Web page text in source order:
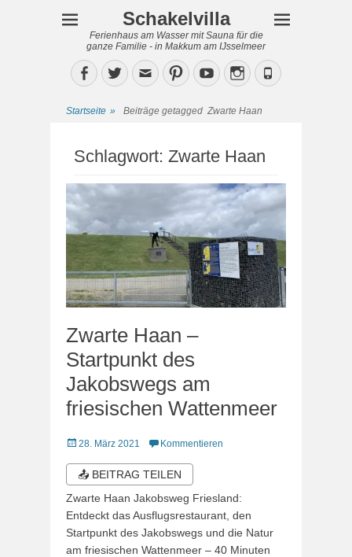
Schakelvilla
Ferienhaus am Wasser mit Sauna für die
ganze Familie - in Makkum am IJsselmeer
Facebook
TwitterEmailPinterestYouTubeInstagram
Phone
Startseite » Beiträge getagged Zwarte Haan
Schlagwort: Zwarte Haan
Zwarte Haan –
Startpunkt des
Jakobswegs am
friesischen Wattenmeer
Veröffentlicht
28. März 2021 Kommentieren
📤 BEITRAG TEILEN
Zwarte Haan Jakobsweg Friesland:
Entdeckt das Ausflugsrestaurant, den
Startpunkt des Jakobswegs und die Natur
am friesischen Wattenmeer – 40 Minuten